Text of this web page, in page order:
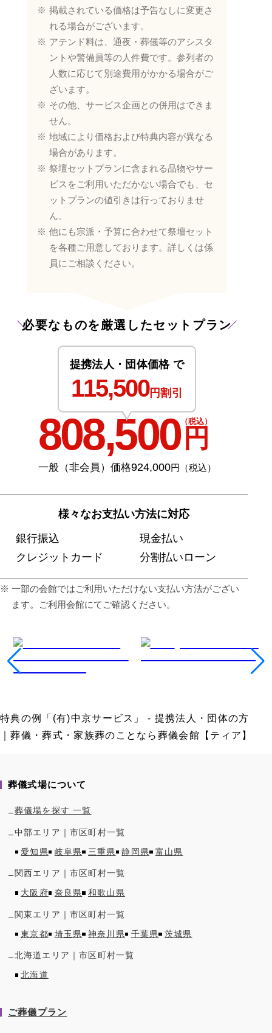
掲載されている価格は予告なしに変更さ
れる場合がございます。
アテンド料は、通夜・葬儀等のアシスタ
ントや警備員等の人件費です。参列者の
人数に応じて別途費用がかかる場合がご
ざいます。
その他、サービス企画との併用はできま
せん。
地域により価格および特典内容が異なる
場合があります。
祭壇セットプランに含まれる品物やサー
ビスをご利用いただかない場合でも、セ
ットプランの値引きは行っておりませ
ん。
他にも宗派・予算に合わせて祭壇セット
を各種ご用意しております。詳しくは係
員にご相談ください。
必要なものを厳選したセットプラン
提携法人・団体価格 で
115,500円割引
808,500 円
（税込）
一般（非会員）価格924,000円（税込）
様々なお支払い方法に対応
銀行振込
現金払い
クレジットカード
分割払いローン
⼀部の会館ではご利⽤いただけない⽀払い⽅法がござい
ます。ご利⽤会館にてご確認ください。
特典の例「(有)中京サービス」 - 提携法人・団体の方
｜葬儀・葬式・家族葬のことなら葬儀会館【ティア】
葬儀式場について
葬儀場を探す 一覧
中部エリア｜市区町村一覧
愛知県
岐阜県 三重県 静岡県 富山県
関西エリア｜市区町村一覧
大阪府
奈良県 和歌山県
関東エリア｜市区町村一覧
東京都
埼玉県 神奈川県 千葉県 茨城県
北海道エリア｜市区町村一覧
北海道
ご葬儀プラン